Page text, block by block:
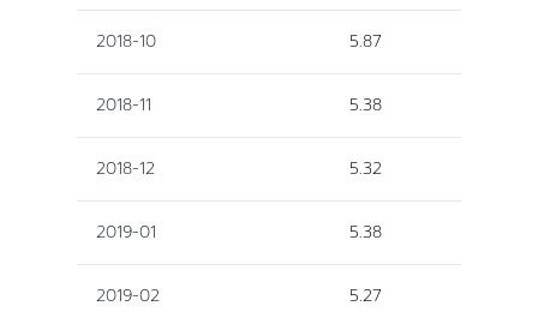
2018-10 5.87
2018-11 5.38
2018-12 5.32
2019-01 5.38
2019-02 5.27